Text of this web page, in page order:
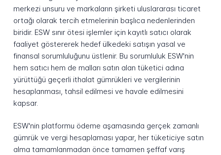
merkezi unsuru ve markaların şirketi uluslararası ticaret
ortağı olarak tercih etmelerinin başlıca nedenlerinden
biridir. ESW sınır ötesi işlemler için kayıtlı satıcı olarak
faaliyet göstererek hedef ülkedeki satışın yasal ve
finansal sorumluluğunu üstlenir. Bu sorumluluk ESW'nin
hem satıcı hem de malları satın alan tüketici adına
yürüttüğü geçerli ithalat gümrükleri ve vergilerinin
hesaplanması, tahsil edilmesi ve havale edilmesini
kapsar.
ESW'nin platformu ödeme aşamasında gerçek zamanlı
gümrük ve vergi hesaplaması yapar, her tüketiciye satın
alma tamamlanmadan önce tamamen şeffaf varış